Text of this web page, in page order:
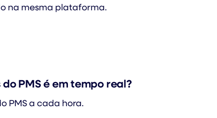
na mesma plataforma.
PMS é em tempo real?
PMS a cada hora.